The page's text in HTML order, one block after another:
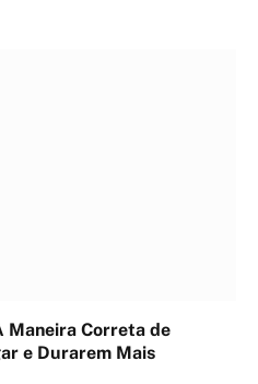
Maneira Correta de
e Durarem Mais